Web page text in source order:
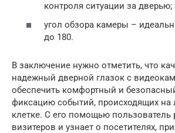
контроля ситуации за дверью;
угол обзора камеры –
до 180.
В заключение нужно отметить, что
надежный дверной глазок с
обеспечить комфортный и
фиксацию событий, происходящих на
клетке. С его помощью пользователь
визитеров и узнает о посетителях,